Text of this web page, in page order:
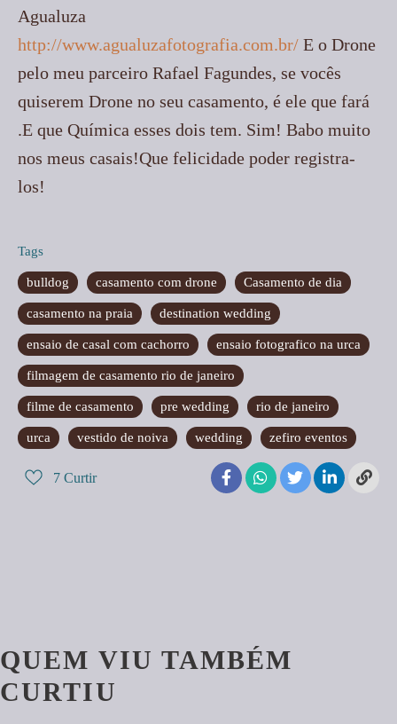
Agualuza
http://www.agualuzafotografia.com.br/ E o Drone
pelo meu parceiro Rafael Fagundes, se vocês
quiserem Drone no seu casamento, é ele que fará
.E que Química esses dois tem. Sim! Babo muito
nos meus casais!Que felicidade poder registra-
los!
Tags
bulldog casamento com drone Casamento de dia
casamento na praia destination wedding
ensaio de casal com cachorro ensaio fotografico na urca
filmagem de casamento rio de janeiro
filme de casamento pre wedding rio de janeiro
urca vestido de noiva wedding zefiro eventos
7 Curtir
QUEM VIU TAMBÉM
CURTIU